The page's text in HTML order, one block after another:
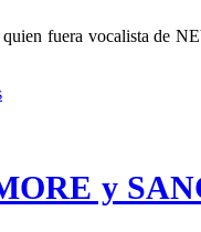
quien fuera vocalista de
y